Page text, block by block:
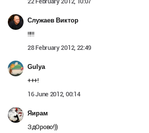
Служаев Виктор
!!!!!
28 February 2012, 22:49
Gulya
+++!
16 June 2012, 00:14
Яирам
ЗдОрово!))